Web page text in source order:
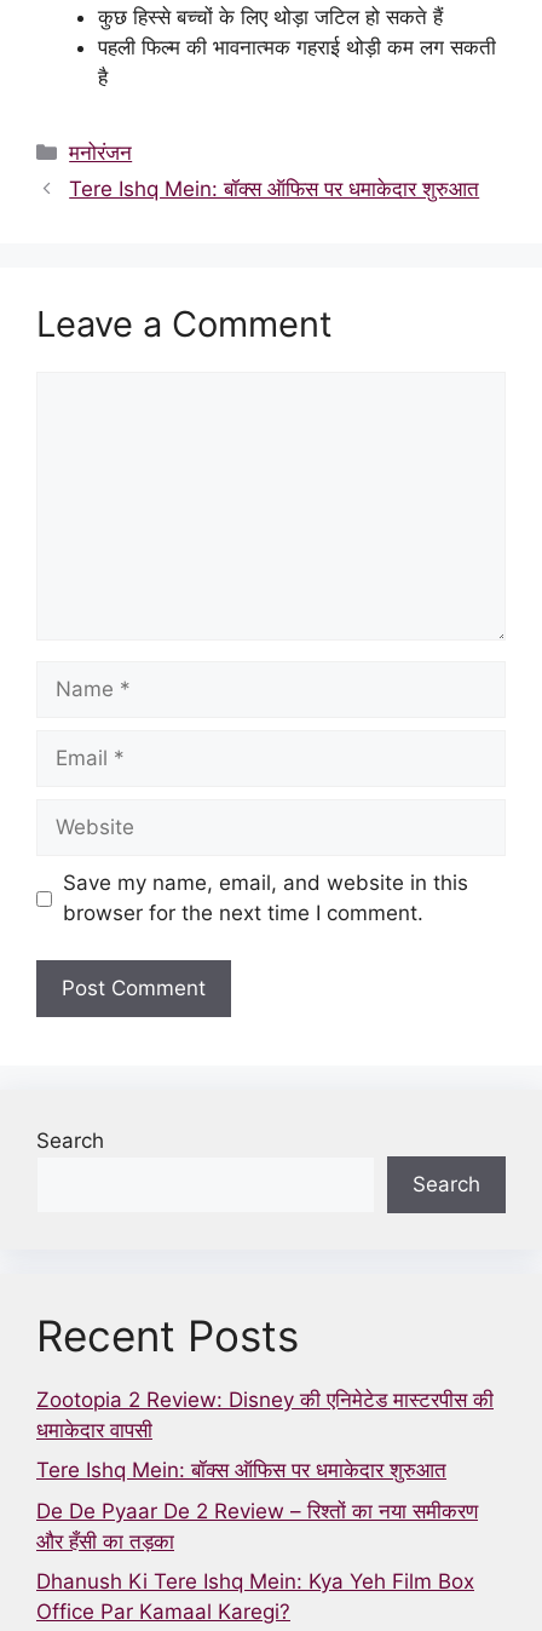
कुछ हिस्से बच्चों के लिए थोड़ा जटिल हो सकते हैं
पहली फिल्म की भावनात्मक गहराई थोड़ी कम लग सकती
है
Categories
मनोरंजन
Tere Ishq Mein: बॉक्स ऑफिस पर धमाकेदार शुरुआत
Leave a Comment
Name
Email
Website
Save my name, email, and website in this
browser for the next time I comment.
Search
Search
Recent Posts
Zootopia 2 Review: Disney की एनिमेटेड मास्टरपीस की
धमाकेदार वापसी
Tere Ishq Mein: बॉक्स ऑफिस पर धमाकेदार शुरुआत
De De Pyaar De 2 Review – रिश्तों का नया समीकरण
और हँसी का तड़का
Dhanush Ki Tere Ishq Mein: Kya Yeh Film Box
Office Par Kamaal Karegi?